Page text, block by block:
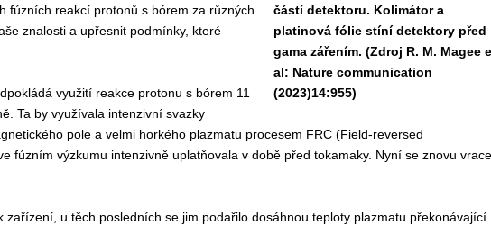
částí detektoru. Kolimátor a
platinová fólie stíní detektory před
gama zářením. (Zdroj R. M. Magee
al: Nature communication
(2023)14:955)
fúzních reakcí protonů s bórem za různých
znalosti a upřesnit podmínky, které
využití reakce protonu s bórem 11
Ta by využívala intenzivní svazky
pole a velmi horkého plazmatu procesem FRC (Field-reversed
fúzním výzkumu intenzivně uplatňovala v době před tokamaky. Nyní se znovu
zařízení, u těch posledních se jim podařilo dosáhnou teploty plazmatu překonávající